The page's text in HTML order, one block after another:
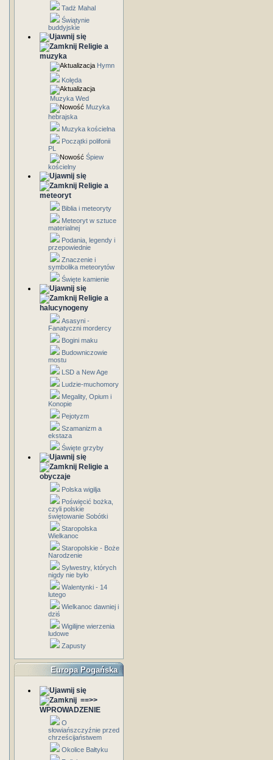
Tadż Mahal
Świątynie
buddyjskie
Religie a
muzyka
Hymn
Kolęda
Muzyka Wed
Muzyka
hebrajska
Muzyka kościelna
Początki polifonii
PL
Śpiew
kościelny
Religie a
meteoryt
Biblia i meteoryty
Meteoryt w sztuce
materialnej
Podania, legendy i
przepowiednie
Znaczenie i
symbolika meteorytów
Święte kamienie
Religie a
halucynogeny
Asasyni -
Fanatyczni mordercy
Bogini maku
Budowniczowie
mostu
LSD a New Age
Ludzie-muchomory
Megality, Opium i
Konopie
Pejotyzm
Szamanizm a
ekstaza
Święte grzyby
Religie a
obyczaje
Polska wigilja
Poświęcić bożka,
czyli polskie
świętowanie Sobótki
Staropolska
Wielkanoc
Staropolskie - Boże
Narodzenie
Sylwestry, których
nigdy nie było
Walentynki - 14
lutego
Wielkanoc dawniej i
dziś
Wigilijne wierzenia
ludowe
Zapusty
Europa Pogańska
==>>
WPROWADZENIE
O
słowiańszczyźnie przed
chrześcijaństwem
Okolice Bałtyku